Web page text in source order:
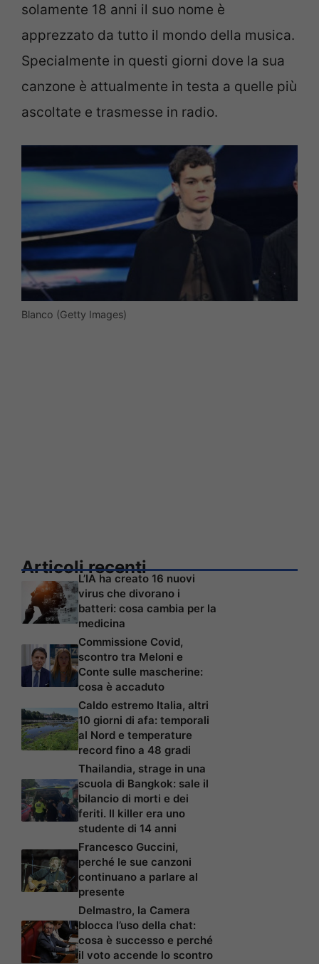
solamente 18 anni il suo nome è
apprezzato da tutto il mondo della musica.
Specialmente in questi giorni dove la sua
canzone è attualmente in testa a quelle più
ascoltate e trasmesse in radio.
Blanco (Getty Images)
Articoli recenti
L’IA ha creato 16 nuovi
virus che divorano i
batteri: cosa cambia per la
medicina
Commissione Covid,
scontro tra Meloni e
Conte sulle mascherine:
cosa è accaduto
Caldo estremo Italia, altri
10 giorni di afa: temporali
al Nord e temperature
record fino a 48 gradi
Thailandia, strage in una
scuola di Bangkok: sale il
bilancio di morti e dei
feriti. Il killer era uno
studente di 14 anni
Francesco Guccini,
perché le sue canzoni
continuano a parlare al
presente
Delmastro, la Camera
blocca l’uso della chat:
cosa è successo e perché
il voto accende lo scontro